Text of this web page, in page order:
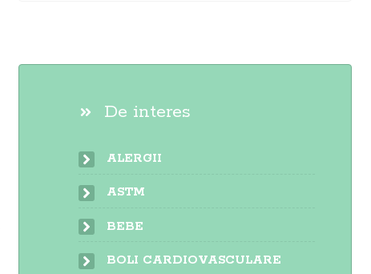
De interes
ALERGII
ASTM
BEBE
BOLI CARDIOVASCULARE